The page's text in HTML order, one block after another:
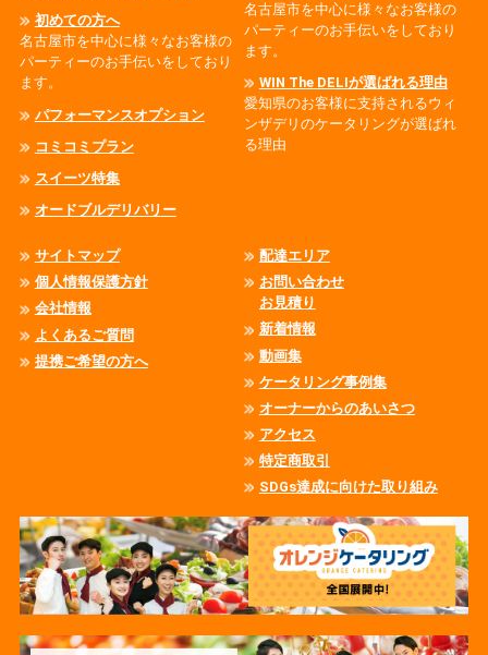
初めての方へ
名古屋市を中心に様々なお客様の
パーティーのお手伝いをしており
ます。
パフォーマンスオプション
コミコミプラン
スイーツ特集
オードブルデリバリー
名古屋市を中心に様々なお客様の
パーティーのお手伝いをしており
ます。
WIN The DELIが選ばれる理由
愛知県のお客様に支持されるウィ
ンザデリのケータリングが選ばれ
る理由
サイトマップ
個人情報保護方針
会社情報
よくあるご質問
提携ご希望の方へ
配達エリア
お問い合わせ
お見積り
新着情報
動画集
ケータリング事例集
オーナーからのあいさつ
アクセス
特定商取引
SDGs達成に向けた取り組み